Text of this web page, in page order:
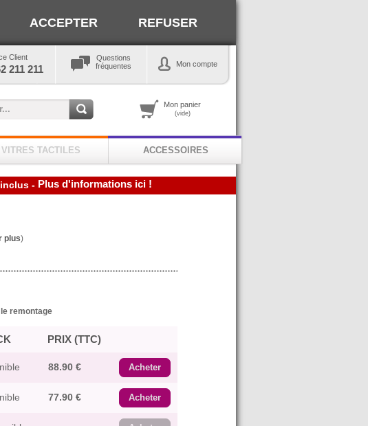
ACCEPTER REFUSER
Client
211 211
Questions
fréquentes
Mon compte
Mon panier
(vide)
VITRES TACTILES ACCESSOIRES
- Plus d'informations ici !
plus)
remontage
PRIX (TTC)
88.90 € Acheter
77.90 € Acheter